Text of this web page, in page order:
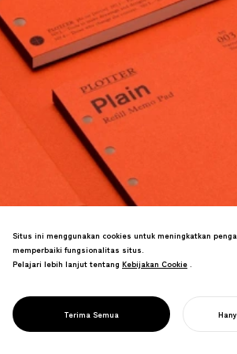
PROJECT
PLOTTER
Pre-order
penjualan
Situs ini menggunakan cookies untuk meningkatkan
memperbaiki fungsionalitas situs.
Pelajari lebih lanjut tentang Kebijakan Cookie
Kebijakan Cookie .
Terima Semua